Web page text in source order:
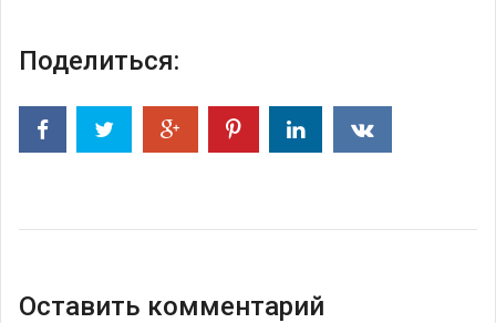
Поделиться:
Оставить комментарий